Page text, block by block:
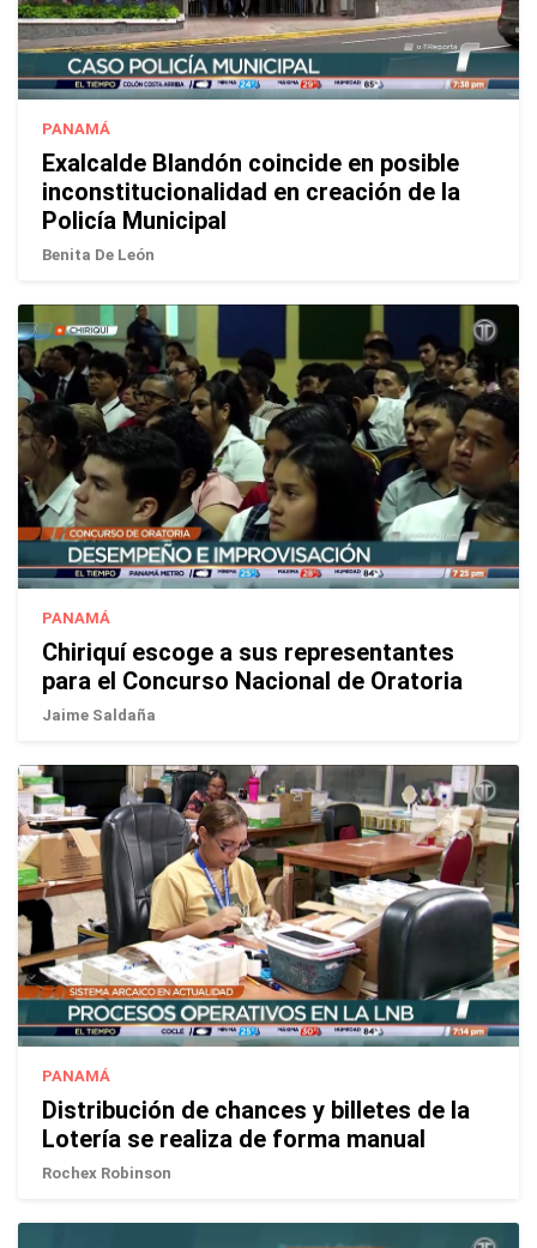
PANAMÁ
Exalcalde Blandón coincide en posible
inconstitucionalidad en creación de la
Policía Municipal
Benita De León
PANAMÁ
Chiriquí escoge a sus representantes
para el Concurso Nacional de Oratoria
Jaime Saldaña
PANAMÁ
Distribución de chances y billetes de la
Lotería se realiza de forma manual
Rochex Robinson